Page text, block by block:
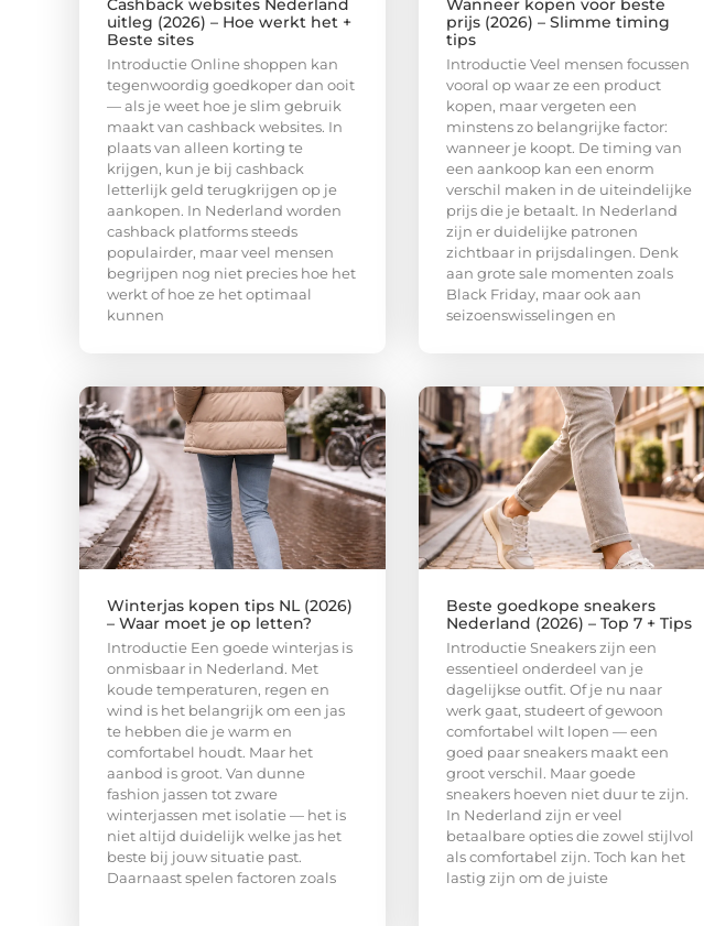
uitleg (2026) – Hoe werkt het +
Beste sites
Introductie Online shoppen kan
tegenwoordig goedkoper dan ooit
— als je weet hoe je slim gebruik
maakt van cashback websites. In
plaats van alleen korting te
krijgen, kun je bij cashback
letterlijk geld terugkrijgen op je
aankopen. In Nederland worden
cashback platforms steeds
populairder, maar veel mensen
begrijpen nog niet precies hoe het
werkt of hoe ze het optimaal
kunnen
prijs (2026) – Slimme timing
tips
Introductie Veel mensen focussen
vooral op waar ze een product
kopen, maar vergeten een
minstens zo belangrijke factor:
wanneer je koopt. De timing van
een aankoop kan een enorm
verschil maken in de uiteindelijke
prijs die je betaalt. In Nederland
zijn er duidelijke patronen
zichtbaar in prijsdalingen. Denk
aan grote sale momenten zoals
Black Friday, maar ook aan
seizoenswisselingen en
Winterjas kopen tips NL (2026)
– Waar moet je op letten?
Introductie Een goede winterjas is
onmisbaar in Nederland. Met
koude temperaturen, regen en
wind is het belangrijk om een jas
te hebben die je warm en
comfortabel houdt. Maar het
aanbod is groot. Van dunne
fashion jassen tot zware
winterjassen met isolatie — het is
niet altijd duidelijk welke jas het
beste bij jouw situatie past.
Daarnaast spelen factoren zoals
Beste goedkope sneakers
Nederland (2026) – Top 7 + Tips
Introductie Sneakers zijn een
essentieel onderdeel van je
dagelijkse outfit. Of je nu naar
werk gaat, studeert of gewoon
comfortabel wilt lopen — een
goed paar sneakers maakt een
groot verschil. Maar goede
sneakers hoeven niet duur te zijn.
In Nederland zijn er veel
betaalbare opties die zowel stijlvol
als comfortabel zijn. Toch kan het
lastig zijn om de juiste